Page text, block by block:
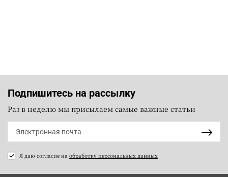
Подпишитесь на рассылку
Раз в неделю мы присылаем самые важные статьи
Я даю согласие на обработку персональных данных